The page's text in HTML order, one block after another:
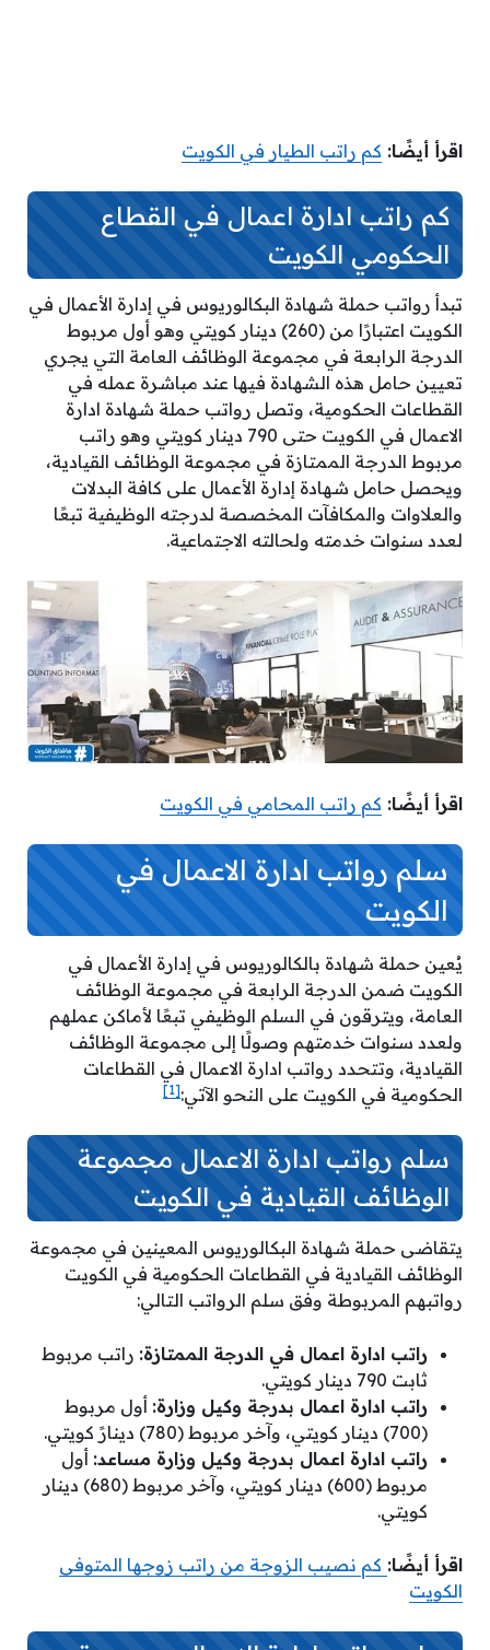
اقرأ أيضًا: كم راتب الطيار في الكويت
كم راتب ادارة اعمال في القطاع
الحكومي الكويت
تبدأ رواتب حملة شهادة البكالوريوس في إدارة الأعمال في
الكويت اعتبارًا من (260) دينار كويتي وهو أول مربوط
الدرجة الرابعة في مجموعة الوظائف العامة التي يجري
تعيين حامل هذه الشهادة فيها عند مباشرة عمله في
القطاعات الحكومية، وتصل رواتب حملة شهادة ادارة
الاعمال في الكويت حتى 790 دينار كويتي وهو راتب
مربوط الدرجة الممتازة في مجموعة الوظائف القيادية،
ويحصل حامل شهادة إدارة الأعمال على كافة البدلات
والعلاوات والمكافآت المخصصة لدرجته الوظيفية تبعًا
لعدد سنوات خدمته ولحالته الاجتماعية.
اقرأ أيضًا: كم راتب المحامي في الكويت
سلم رواتب ادارة الاعمال في
الكويت
يُعين حملة شهادة بالكالوريوس في إدارة الأعمال في
الكويت ضمن الدرجة الرابعة في مجموعة الوظائف
العامة، ويترقون في السلم الوظيفي تبعًا لأماكن عملهم
ولعدد سنوات خدمتهم وصولًا إلى مجموعة الوظائف
القيادية، وتتحدد رواتب ادارة الاعمال في القطاعات
الحكومية في الكويت على النحو الآتي:[1]
سلم رواتب ادارة الاعمال مجموعة
الوظائف القيادية في الكويت
يتقاضى حملة شهادة البكالوريوس المعينين في مجموعة
الوظائف القيادية في القطاعات الحكومية في الكويت
رواتبهم المربوطة وفق سلم الرواتب التالي:
راتب ادارة اعمال في الدرجة الممتازة: راتب مربوط
ثابت 790 دينار كويتي.
راتب ادارة اعمال بدرجة وكيل وزارة: أول مربوط
(700) دينار كويتي، وآخر مربوط (780) دينارً كويتي.
راتب ادارة اعمال بدرجة وكيل وزارة مساعد: أول
مربوط (600) دينار كويتي، وآخر مربوط (680) دينار
كويتي.
اقرأ أيضًا: كم نصيب الزوجة من راتب زوجها المتوفى
الكويت